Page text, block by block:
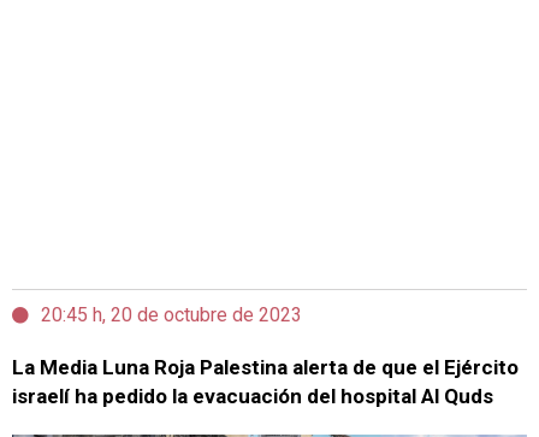
20:45 h, 20 de octubre de 2023
La Media Luna Roja Palestina alerta de que el Ejército
israelí ha pedido la evacuación del hospital Al Quds